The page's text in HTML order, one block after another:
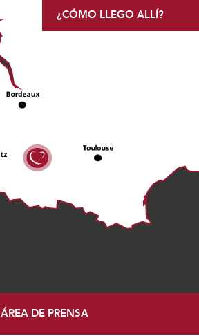
¿CÓMO LLEGO ALLÍ?
ÁREA DE PRENSA